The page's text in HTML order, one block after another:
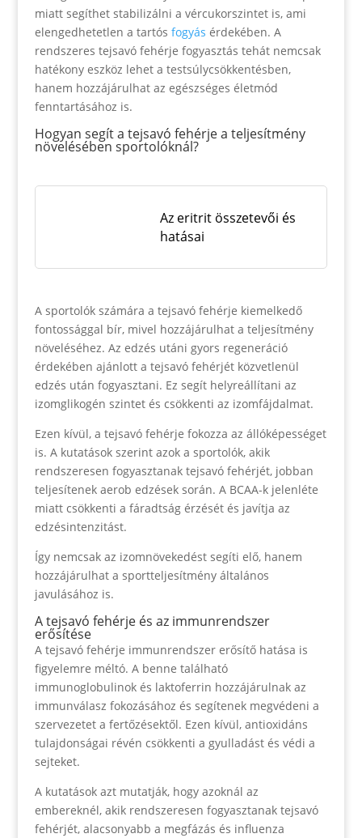
miatt segíthet stabilizálni a vércukorszintet is, ami
elengedhetetlen a tartós fogyás érdekében. A
rendszeres tejsavó fehérje fogyasztás tehát nemcsak
hatékony eszköz lehet a testsúlycsökkentésben,
hanem hozzájárulhat az egészséges életmód
fenntartásához is.
Hogyan segít a tejsavó fehérje a teljesítmény
növelésében sportolóknál?
Az eritrit összetevői és
hatásai
A sportolók számára a tejsavó fehérje kiemelkedő
fontossággal bír, mivel hozzájárulhat a teljesítmény
növeléséhez. Az edzés utáni gyors regeneráció
érdekében ajánlott a tejsavó fehérjét közvetlenül
edzés után fogyasztani. Ez segít helyreállítani az
izomglikogén szintet és csökkenti az izomfájdalmat.
Ezen kívül, a tejsavó fehérje fokozza az állóképességet
is. A kutatások szerint azok a sportolók, akik
rendszeresen fogyasztanak tejsavó fehérjét, jobban
teljesítenek aerob edzések során. A BCAA-k jelenléte
miatt csökkenti a fáradtság érzését és javítja az
edzésintenzitást.
Így nemcsak az izomnövekedést segíti elő, hanem
hozzájárulhat a sportteljesítmény általános
javulásához is.
A tejsavó fehérje és az immunrendszer
erősítése
A tejsavó fehérje immunrendszer erősítő hatása is
figyelemre méltó. A benne található
immunoglobulinok és laktoferrin hozzájárulnak az
immunválasz fokozásához és segítenek megvédeni a
szervezetet a fertőzésektől. Ezen kívül, antioxidáns
tulajdonságai révén csökkenti a gyulladást és védi a
sejteket.
A kutatások azt mutatják, hogy azoknál az
embereknél, akik rendszeresen fogyasztanak tejsavó
fehérjét, alacsonyabb a megfázás és influenza